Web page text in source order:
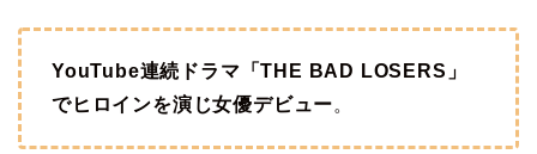
YouTube連続ドラマ「THE BAD LOSERS」
でヒロインを演じ女優デビュー。